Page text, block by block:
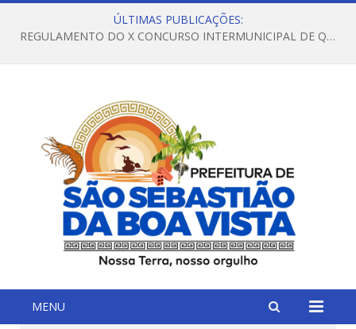
ÚLTIMAS PUBLICAÇÕES:
REGULAMENTO DO X CONCURSO INTERMUNICIPAL DE QUADRILHAS JUNINAS – 2026 – ARRAIÁ DA VENEZA
MENU